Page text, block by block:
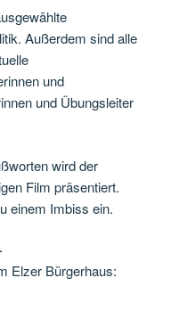
Außerdem sind alle
und
und Übungsleiter
wird der
Film präsentiert.
einem Imbiss ein.
Elzer Bürgerhaus: